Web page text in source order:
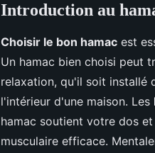
Introduction au
Choisir le bon hamac est
Un hamac bien choisi peut
relaxation, qu'il soit installé
l'intérieur d'une maison. Les
hamac soutient votre dos
musculaire efficace.